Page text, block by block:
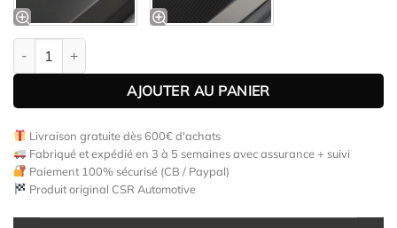
quantité de Bas de caisse (la paire) pour Fiat Abarth 595
AJOUTER AU PANIER
Livraison gratuite dès 600€ d'achats
Fabriqué et expédié en 3 à 5 semaines avec assurance + suivi
Paiement 100% sécurisé (CB / Paypal)
Produit original CSR Automotive